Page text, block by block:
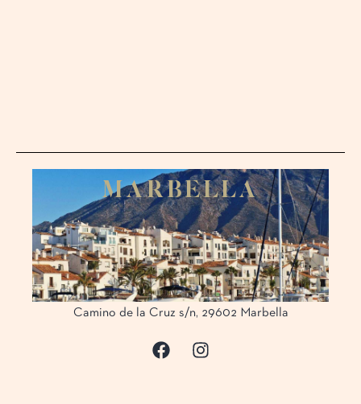
MARBELLA
Camino de la Cruz s/n, 29602 Marbella
Nuestra
Eventos